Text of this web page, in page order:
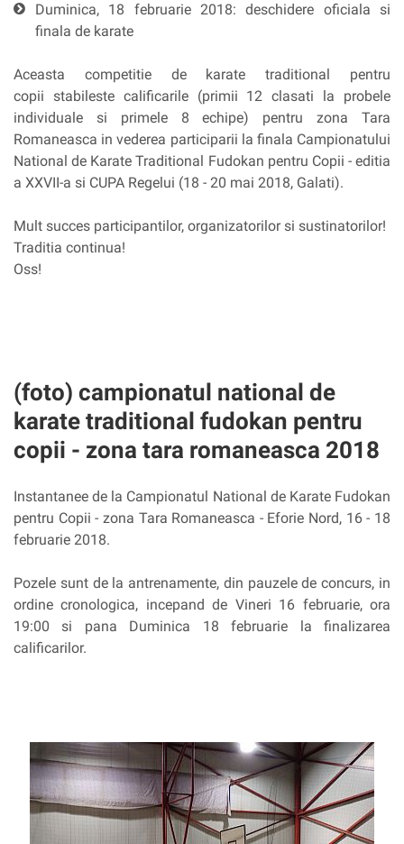
Duminica, 18 februarie 2018: deschidere oficiala si
finala de karate
Aceasta competitie de karate traditional pentru
copii stabileste calificarile (primii 12 clasati la probele
individuale si primele 8 echipe) pentru zona Tara
Romaneasca in vederea participarii la finala Campionatului
National de Karate Traditional Fudokan pentru Copii - editia
a XXVII-a si CUPA Regelui (18 - 20 mai 2018, Galati).
Mult succes participantilor, organizatorilor si sustinatorilor!
Traditia continua!
Oss!
(foto) campionatul national de
karate traditional fudokan pentru
copii - zona tara romaneasca 2018
Instantanee de la Campionatul National de Karate Fudokan
pentru Copii - zona Tara Romaneasca - Eforie Nord, 16 - 18
februarie 2018.
Pozele sunt de la antrenamente, din pauzele de concurs, in
ordine cronologica, incepand de Vineri 16 februarie, ora
19:00 si pana Duminica 18 februarie la finalizarea
calificarilor.